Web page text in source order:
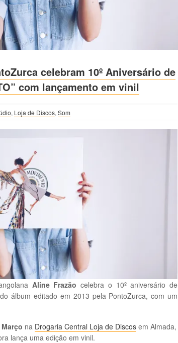
celebram 10º Aniversário de
com lançamento em vinil
, Loja de Discos, Som
Aline Frazão celebra o 10º aniversário de
álbum editado em 2013 pela PontoZurca, com um
na Drogaria Central Loja de Discos em Almada,
lança uma edição em vinil.